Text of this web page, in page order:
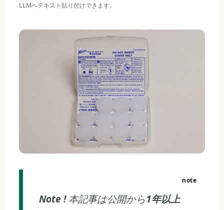
LLMへテキスト貼り付けできます。
Note !本記事は公開から1年以上